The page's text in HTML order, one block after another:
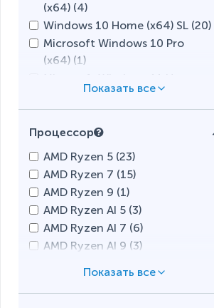
(x64) (4)
Windows 10 Home (x64) SL (20)
Microsoft Windows 10 Pro
(x64) (1)
60)
Microsoft Windows 11 Home
(x64) SL (27
(x64) (1 )
Процессор
AMD Ryzen 5 (23)
AMD Ryzen 7 (15)
AMD Ryzen 9 (1)
AMD Ryzen AI 5 (3)
AMD Ryzen AI 7 (6)
AMD Ryzen AI 9 (3)